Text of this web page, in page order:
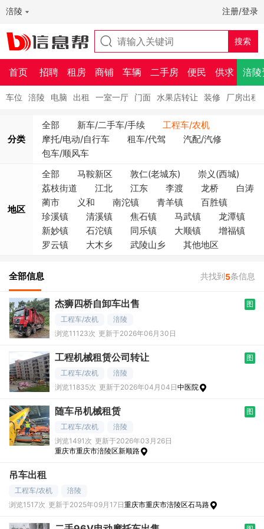
涪陵 注册/登录
首页 招聘 租房 商铺 车辆 二手房 便民 供求 涪陵
车位 涪陵 电脑 出租 一室一厅 门面 水果店转让 装修 厂房出租
分类
全部 新车/二手车/手续
工程车/农机
摩托/电动/自行车
租车/代驾
汽配/汽修
包车/顺风车
地区
全部 马鞍新区 敦仁(老城东)
崇义(西城)
荔枝街道
江北 江东 李渡 龙桥
白涛
蔺市
义和 南沱镇 青羊镇
百胜镇
珍溪镇
清溪镇 焦石镇 马武镇
龙潭镇
新妙镇
石沱镇 同乐镇 大顺镇
增福镇
罗云镇
大木乡 武陵山乡 其他地区
全部信息 共找到5条信息
杰狮四桥自卸车出售
图
工程车/农机
涪陵
浏览11123次 更新于2026年06月30日
工程机械租赁公司转让
图
工程车/农机
涪陵
浏览11835次 更新于2026年04月04日中医院
随车吊机械租赁
图
工程车/农机
涪陵
浏览1491次 更新于2026年03月26日
重庆市重庆市涪陵区新顺路
吊车出租
工程车/农机
涪陵
浏览1517次 更新于2025年09月17日重庆市重庆市涪陵区石马路